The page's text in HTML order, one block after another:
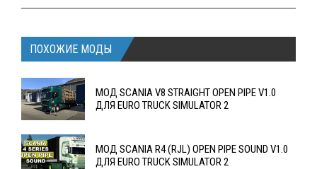
ПОХОЖИЕ МОДЫ
МОД SCANIA V8 STRAIGHT OPEN PIPE V1.0
ДЛЯ EURO TRUCK SIMULATOR 2
МОД SCANIA R4 (RJL) OPEN PIPE SOUND V1.0
ДЛЯ EURO TRUCK SIMULATOR 2